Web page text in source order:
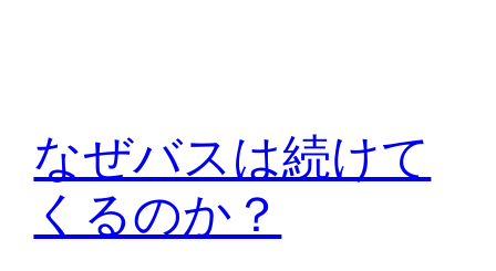
なぜバスは続けて
くるのか？